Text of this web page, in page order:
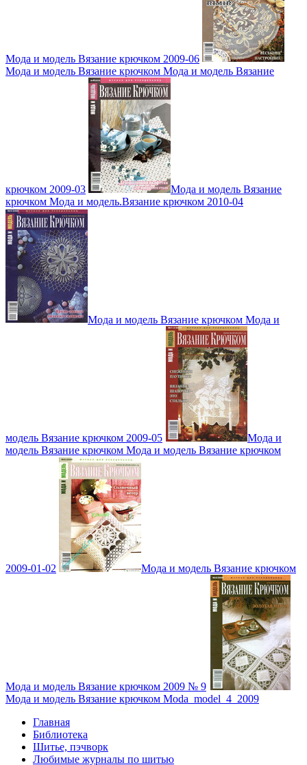
Мода и модель Вязание крючком 2009-06
Мода и модель Вязание крючком Мода и модель Вязание
крючком 2009-03
Мода и модель Вязание
крючком Мода и модель.Вязание крючком 2010-04
Мода и модель Вязание крючком Мода и
модель Вязание крючком 2009-05
Мода и
модель Вязание крючком Мода и модель Вязание крючком
2009-01-02 Мода и модель Вязание крючком
Мода и модель Вязание крючком 2009 № 9
Мода и модель Вязание крючком Moda_model_4_2009
Главная
Библиотека
Шитье, пэчворк
Любимые журналы по шитью